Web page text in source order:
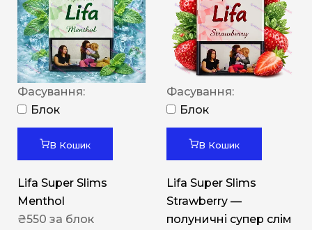
Фасування:
Блок
В Кошик
Lifa Super Slims
Menthol
₴550 за блок
Фасування:
Блок
В Кошик
Lifa Super Slims
Strawberry —
полуничні супер слім